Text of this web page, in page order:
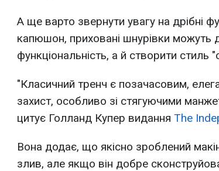
А ще варто звернути увагу на дрібні
капюшон, приховані шнурівки можуть
функціональність, а й створити стиль
"Класичний тренч є позачасовим,
захист, особливо зі стягуючими
цитує Голланд Купер видання The
Вона додає, що якісно зроблений
злив, але якщо він добре